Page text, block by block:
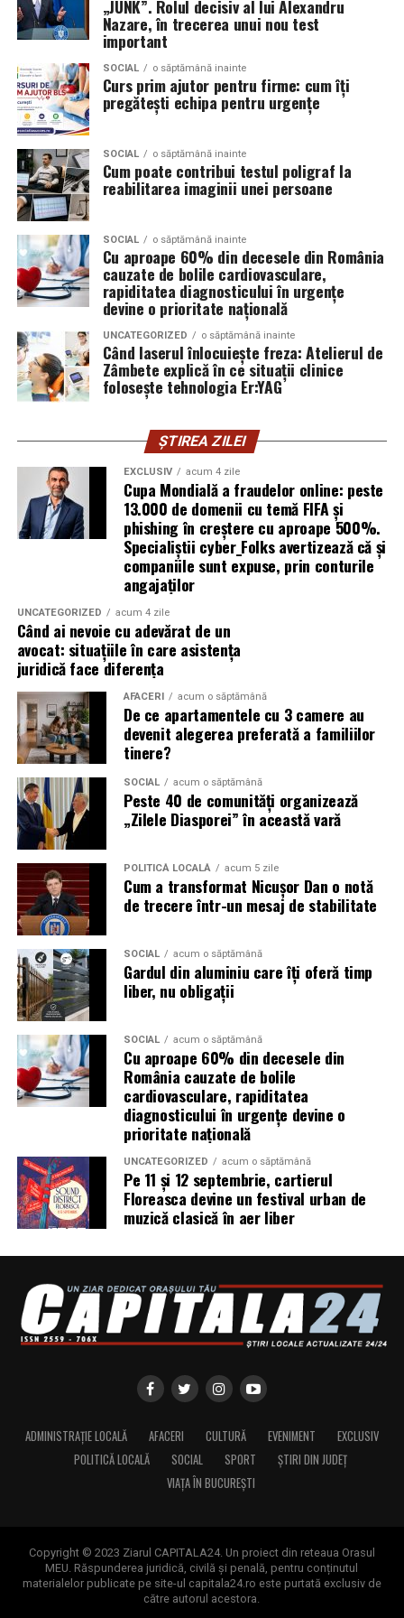
videografie cu dronă. Știe că domeniul ei este dominat
de bărbați și că vizibilitatea ei ca profesionistă este, în
sine, un argument.
Isabela Alexandruoferă servicii de consiliere de cuplu
și psihoterapie. Lucrează zilnic cu oameni care încearcă
să se înțeleagă mai bine și crede că autenticitatea
trebuie să înceapă de la ea.
Oana Teslaru
investiții imobiliare. A ales să fie prezentă cu vocea ei
într-un domeniu în care credibilitatea se construiește
greu și se pierde repede.
Mirela Iacobvinde cosmetice naturale și lucrează cu
femei care vor produse în care au încredere. Prezența ei
publică este, pentru clientele ei, primul semn că brandul
ei e real.
antreprenori care vor să ia decizii mai aliniate cu ce sunt
ei cu adevărat. Alege să fie vizibilă pentru că domeniul ei
câștigă credibilitate prin oameni, nu prin concepte.
Mihaela Antocheactivează în nutriție și sănătate.
Crede că informația corectă ajunge la oamenii potriviți
doar atunci când vine de la o sursă cu chip și nume.
De ce contează vizibilitatea, nu
doar activitatea
Campania „Aleg să fiu vizibilă” (#AlegSaFiuVizibila)
este doar despre fotografie. Este despre o decizie pe
care fiecare dintre aceste femei a luat-o conștient: să nu
mai lase calitatea muncii lor să rămână un secret bine
păzit.
România are sute de mii de femei antreprenor. Mulți
dintre cei care ar beneficia de serviciile lor nu le cunosc,
nu pentru că nu le caută, ci pentru că nu le găsesc.
Vizibilitatea profesională nu este vanitate. Este o parte
din afacere.
campanie, o arhivă de povești reale. Toate participantele
din prima rundă vor apărea pe prima pagină a
antreprenoare.ro
timp de un an.
Campania #AlegSaFiuVizibila
continuă
„Aleg să fiu vizibilă” se extinde în noi orașe. Sesiunile de
antreprenoare din toată România vor continua să fie
publicate pe antreprenoare.ro.
Dacă ești femeie antreprenor și vrei să fii parte din
comunitate sau din etapele viitoare ale campaniei, mai
contact@antreprenoare.ro.
Asociația Antreprenoare.roa fost fondată în 2019 și
„JUNK”. Rolul decisiv al lui Alexandru
Nazare, în trecerea unui nou test
important
SOCIAL o săptămână inainte
Curs prim ajutor pentru firme: cum îți
pregătești echipa pentru urgențe
SOCIAL o săptămână inainte
Cum poate contribui testul poligraf la
reabilitarea imaginii unei persoane
SOCIAL o săptămână inainte
Cu aproape 60% din decesele din România
cauzate de bolile cardiovasculare,
rapiditatea diagnosticului în urgențe
devine o prioritate națională
UNCATEGORIZED o săptămână inainte
Când laserul înlocuiește freza: Atelierul de
Zâmbete explică în ce situații clinice
folosește tehnologia Er:YAG
ȘTIREA ZILEI
EXCLUSIV acum 4 zile
Cupa Mondială a fraudelor online: peste
13.000 de domenii cu temă FIFA și
phishing în creștere cu aproape 500%.
Specialiștii cyber_Folks avertizează că și
companiile sunt expuse, prin conturile
angajaților
UNCATEGORIZED acum 4 zile
Când ai nevoie cu adevărat de un
avocat: situațiile în care asistența
juridică face diferența
AFACERI acum o săptămână
De ce apartamentele cu 3 camere au
devenit alegerea preferată a familiilor
tinere?
SOCIAL acum o săptămână
Peste 40 de comunități organizează
„Zilele Diasporei” în această vară
POLITICĂ LOCALĂ acum 5 zile
Cum a transformat Nicușor Dan o notă
de trecere într-un mesaj de stabilitate
SOCIAL acum o săptămână
Gardul din aluminiu care îți oferă timp
liber, nu obligații
SOCIAL acum o săptămână
Cu aproape 60% din decesele din
România cauzate de bolile
cardiovasculare, rapiditatea
diagnosticului în urgențe devine o
prioritate națională
UNCATEGORIZED acum o săptămână
Pe 11 și 12 septembrie, cartierul
Floreasca devine un festival urban de
muzică clasică în aer liber
ADMINISTRAȚIE LOCALĂ AFACERI CULTURĂ EVENIMENT
EXCLUSIV
POLITICĂ LOCALĂ
SOCIAL SPORT
ȘTIRI DIN JUDEȚ
VIAȚA ÎN BUCUREȘTI
Copyright © 2023 Ziarul CAPITALA24. Un proiect din reteaua Orasul
MEU. Răspunderea juridică, civilă și penală, pentru conținutul
materialelor publicate pe site-ul capitala24.ro este purtată exclusiv de
către autorul acestora.